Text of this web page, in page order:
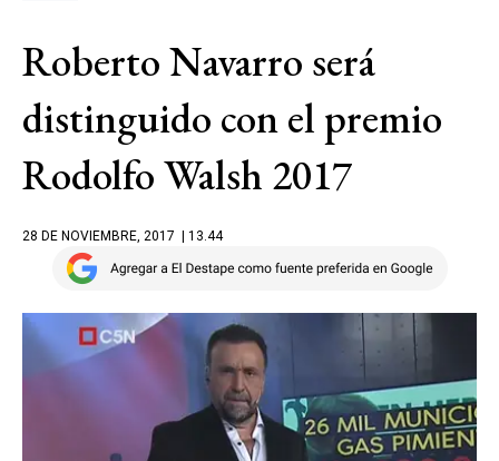
Roberto Navarro será
distinguido con el premio
Rodolfo Walsh 2017
28 DE NOVIEMBRE, 2017 | 13.44